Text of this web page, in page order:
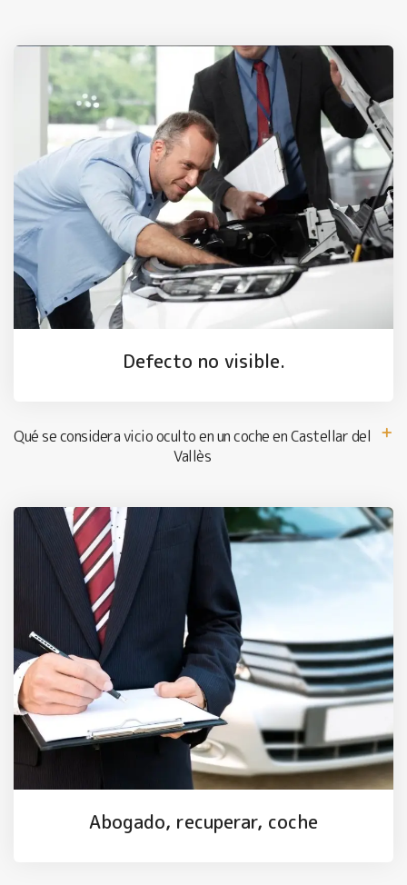
Defecto no visible.
Qué se considera vicio oculto en un coche en Castellar del
Vallès
Abogado, recuperar, coche